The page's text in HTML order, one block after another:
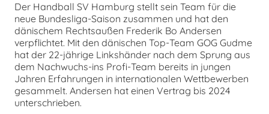
Der Handball SV Hamburg stellt sein Team für die
neue Bundesliga-Saison zusammen und hat den
dänischem Rechtsaußen Frederik Bo Andersen
verpflichtet. Mit den dänischen Top-Team GOG Gudme
hat der 22-jährige Linkshänder nach dem Sprung aus
dem Nachwuchs-ins Profi-Team bereits in jungen
Jahren Erfahrungen in internationalen Wettbewerben
gesammelt. Andersen hat einen Vertrag bis 2024
unterschrieben.